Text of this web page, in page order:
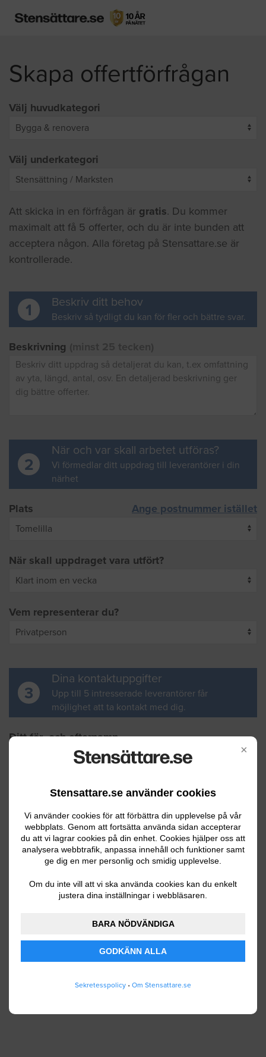
×
Stensattare.se använder cookies
Vi använder cookies för att förbättra din upplevelse på vår
webbplats. Genom att fortsätta använda sidan accepterar
du att vi lagrar cookies på din enhet. Cookies hjälper oss att
analysera webbtrafik, anpassa innehåll och funktioner samt
ge dig en mer personlig och smidig upplevelse.
Om du inte vill att vi ska använda cookies kan du enkelt
justera dina inställningar i webbläsaren.
BARA NÖDVÄNDIGA
GODKÄNN ALLA
Sekretesspolicy • Om Stensattare.se
Skapa offertförfrågan
Välj huvudkategori
Välj underkategori
Att skicka in en förfrågan är gratis. Du kommer
maximalt att få 5 offerter, och du är inte bunden att
acceptera någon. Alla företag på Stensattare.se är
kontrollerade.
1 Beskriv ditt behov
Beskriv så tydligt du kan för fler och bättre svar.
Beskrivning
2
När och var skall arbetet utföras?
Vi förmedlar ditt uppdrag till leverantörer i din
närhet
Plats Ange postnummer istället
När skall uppdraget vara utfört?
Vem representerar du?
3
Dina kontaktuppgifter
Upp till 5 intresserade leverantörer får
möjlighet att ta kontakt med dig.
Ditt för- och efternamn
Din e-postadress
Ditt telefonnummer
använder mina personuppgifter enligt
SKICKA IN